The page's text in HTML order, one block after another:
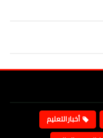
أخبارالتعليم